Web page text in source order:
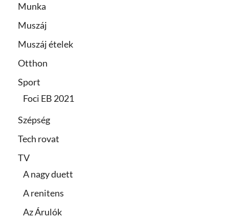
Munka
Muszáj
Muszáj ételek
Otthon
Sport
Foci EB 2021
Szépség
Tech rovat
TV
A nagy duett
A renitens
Az Árulók